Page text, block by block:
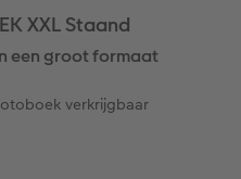
kinderen
dieren
XXL Staand
een groot formaat
verkrijgbaar